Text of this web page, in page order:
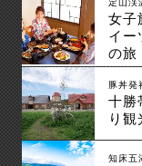
女子
イー
の旅
豚丼発
十勝
り観
知床五